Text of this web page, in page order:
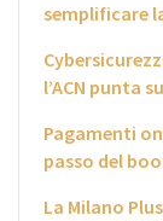
semplificare
l’ACN punta
Pagamenti
passo del
La Milano